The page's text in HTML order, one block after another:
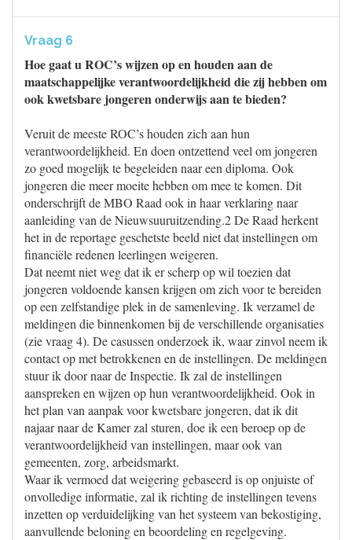
Vraag 6
Hoe gaat u ROC’s wijzen op en houden aan de
maatschappelijke verantwoordelijkheid die zij hebben om
ook kwetsbare jongeren onderwijs aan te bieden?
Veruit de meeste ROC’s houden zich aan hun
verantwoordelijkheid. En doen ontzettend veel om jongeren
zo goed mogelijk te begeleiden naar een diploma. Ook
jongeren die meer moeite hebben om mee te komen. Dit
onderschrijft de MBO Raad ook in haar verklaring naar
aanleiding van de Nieuwsuuruitzending.2 De Raad herkent
het in de reportage geschetste beeld niet dat instellingen om
financiële redenen leerlingen weigeren.
Dat neemt niet weg dat ik er scherp op wil toezien dat
jongeren voldoende kansen krijgen om zich voor te bereiden
op een zelfstandige plek in de samenleving. Ik verzamel de
meldingen die binnenkomen bij de verschillende organisaties
(zie vraag 4). De casussen onderzoek ik, waar zinvol neem ik
contact op met betrokkenen en de instellingen. De meldingen
stuur ik door naar de Inspectie. Ik zal de instellingen
aanspreken en wijzen op hun verantwoordelijkheid. Ook in
het plan van aanpak voor kwetsbare jongeren, dat ik dit
najaar naar de Kamer zal sturen, doe ik een beroep op de
verantwoordelijkheid van instellingen, maar ook van
gemeenten, zorg, arbeidsmarkt.
Waar ik vermoed dat weigering gebaseerd is op onjuiste of
onvolledige informatie, zal ik richting de instellingen tevens
inzetten op verduidelijking van het systeem van bekostiging,
aanvullende beloning en beoordeling en regelgeving.